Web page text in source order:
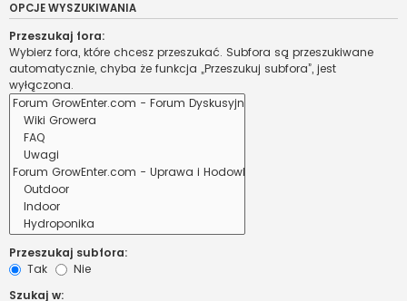
OPCJE WYSZUKIWANIA
Przeszukaj fora:
Wybierz fora, które chcesz przeszukać. Subfora są przeszukiwane
automatycznie, chyba że funkcja „Przeszukuj subfora”, jest
wyłączona.
Przeszukaj subfora:
Tak
Nie
Szukaj w: